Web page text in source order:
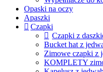
Opaski na oczy
Apaszki
Czapki
Czapki z
Bucket hat z
Zimowe czapki z
KOMPLETY